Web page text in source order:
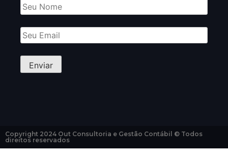
Copyright 2024 Out Consultoria e Gestão Contábil © Todos
direitos reservados